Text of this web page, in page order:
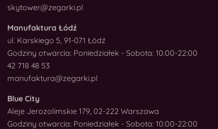
skytower@zegarki.pl
Manufaktura Łódź
ul. Karskiego 5, 91-071 Łódź
Godziny otwarcia: Poniedziałek - Sobota: 10:00-22:00
42 718 48 53
manufaktura@zegarki.pl
Blue City
Aleje Jerozolimskie 179, 02-222 Warszawa
Godziny otwarcia: Poniedziałek - Sobota: 10:00-22:00